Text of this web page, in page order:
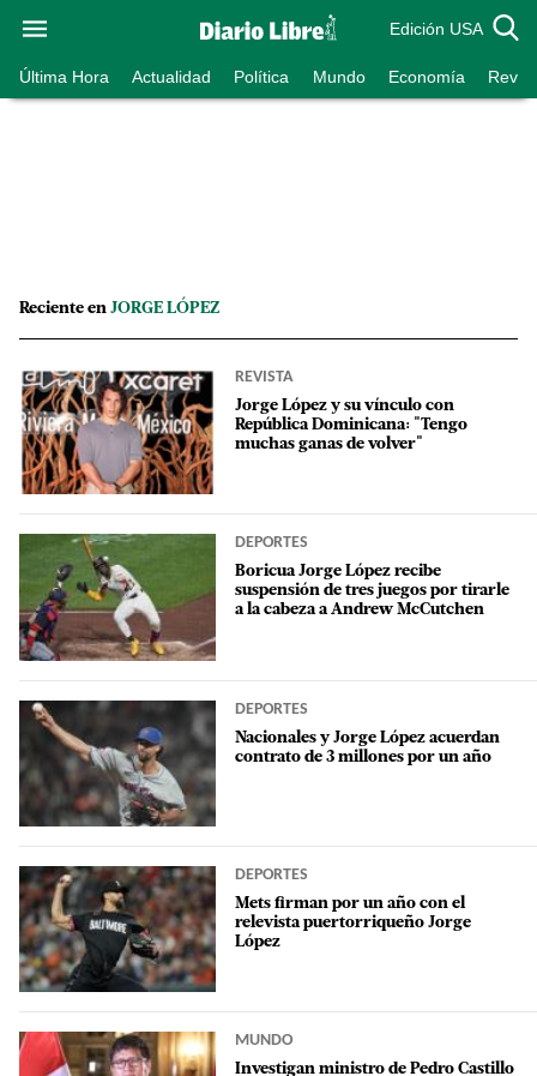
Edición USA
Última Hora Actualidad Política Mundo Economía
Reciente en JORGE LÓPEZ
REVISTA
Jorge López y su vínculo con
República Dominicana: "Tengo
muchas ganas de volver"
DEPORTES
Boricua Jorge López recibe
suspensión de tres juegos por tirarle
a la cabeza a Andrew McCutchen
DEPORTES
Nacionales y Jorge López acuerdan
contrato de 3 millones por un año
DEPORTES
Mets firman por un año con el
relevista puertorriqueño Jorge
López
MUNDO
Investigan ministro de Pedro Castillo